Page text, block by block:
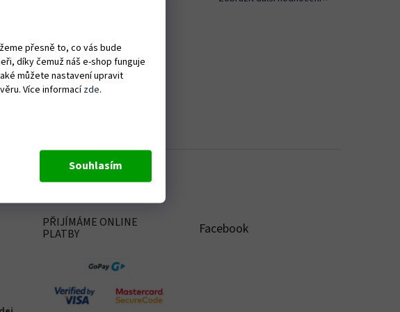
přesně to, co vás bude
díky čemuž náš e-shop funguje
můžete nastavení upravit
Více informacízde.
Souhlasím
PŘIJÍMÁME ONLINE
PLATBY Facebook